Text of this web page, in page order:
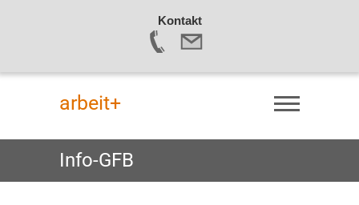
Kontakt
Skip
arbeit+
Info-GFB